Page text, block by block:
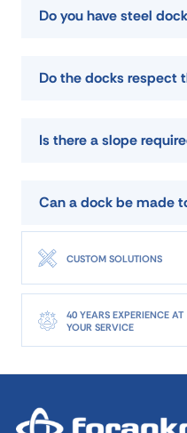
Do you have steel
Do the docks respect
Is there a slope
Can a dock be made
CUSTOM SOLUTIONS
40 YEARS EXPERIENCE AT
YOUR SERVICE